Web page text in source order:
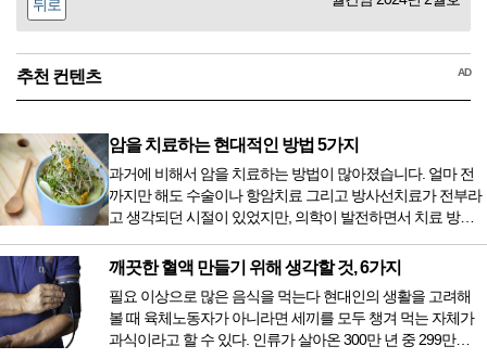
뒤로
추천 컨텐츠 AD
암을 치료하는 현대적인 방법 5가지
과거에 비해서 암을 치료하는 방법이 많아졌습니다. 얼마 전
까지만 해도 수술이나 항암치료 그리고 방사선치료가 전부라
고 생각되던 시절이 있었지만, 의학이 발전하면서 치료 방법
오면서 암을 치료하는 방법이 하나 더 추가되었습니다. 중입
자 치료를 받기 위해서는 일본이나 독일 등 중입자 치료기가
있는 나라에 가서 힘들게 치료받았지만 얼마 전 국내 도입 후
전립선암 환자를 시작으로 중입자 치료기가 가동되었습니다.
치료 범위가 한정되어 모든 암 환자가 중입자 치료를 받을 수
깨끗한 혈액 만들기 위해 생각할 것, 6가지
필요 이상으로 많은 음식을 먹는다 현대인의 생활을 고려해
볼 때 육체노동자가 아니라면 세끼를 모두 챙겨 먹는 자체가
과식이라고 할 수 있다. 인류가 살아온 300만 년 중 299만